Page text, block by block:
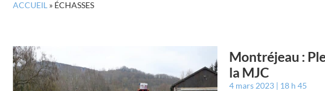
ACCUEIL » ÉCHASSES
Montréjeau :
la MJC
4 mars 2023 18 h 45